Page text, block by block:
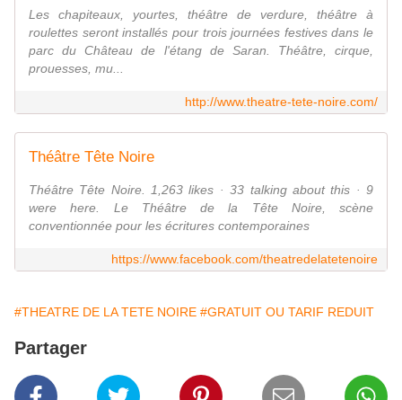
Les chapiteaux, yourtes, théâtre de verdure, théâtre à
roulettes seront installés pour trois journées festives dans le
parc du Château de l'étang de Saran. Théâtre, cirque,
prouesses, mu...
http://www.theatre-tete-noire.com/
Théâtre Tête Noire
Théâtre Tête Noire. 1,263 likes · 33 talking about this · 9
were here. Le Théâtre de la Tête Noire, scène
conventionnée pour les écritures contemporaines
https://www.facebook.com/theatredelatetenoire
#THEATRE DE LA TETE NOIRE #GRATUIT OU TARIF REDUIT
Partager